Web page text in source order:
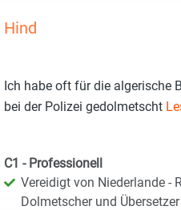
Hind
Ich habe oft für die algerische
bei der Polizei gedolmetscht
C1 - Professionell
Vereidigt von Niederlande -
Dolmetscher und